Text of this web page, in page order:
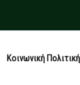
Κοινωνική Πολιτική